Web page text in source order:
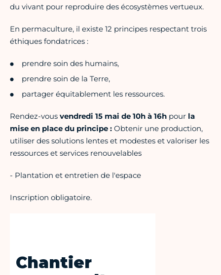
du vivant pour reproduire des écosystèmes vertueux.
En permaculture, il existe 12 principes respectant trois
éthiques fondatrices :
prendre soin des humains,
prendre soin de la Terre,
partager équitablement les ressources.
Rendez-vous vendredi 15 mai de 10h à 16h pour la
mise en place du principe : Obtenir une production,
utiliser des solutions lentes et modestes et valoriser les
ressources et services renouvelables
- Plantation et entretien de l'espace
Inscription obligatoire.